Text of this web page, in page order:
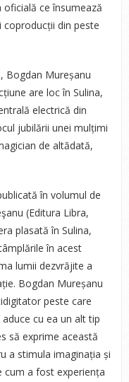
ce însumează
din peste
Bogdan Mureșanu
are loc în Sulina,
electrică din
jubilării unei mulțimi
de altădată,
în volumul de
(Editura Libra,
plasată în Sulina,
în acest
lumii dezvrăjite a
Bogdan Mureșanu
peste care
cu ea un alt tip
să exprime această
a stimula imaginația și
cum a fost experi­ența